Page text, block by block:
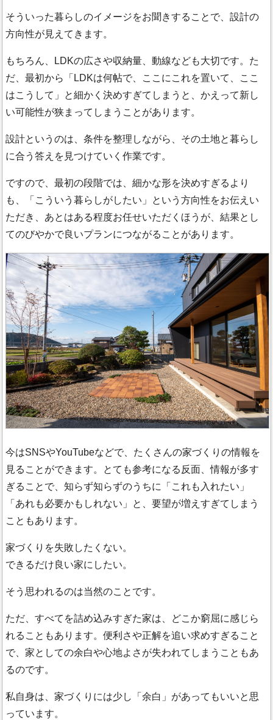
そういった暮らしのイメージをお聞きすることで、設計の
方向性が見えてきます。
もちろん、LDKの広さや収納量、動線なども大切です。た
だ、最初から「LDKは何帖で、ここにこれを置いて、ここ
はこうして」と細かく決めすぎてしまうと、かえって新し
い可能性が狭まってしまうことがあります。
設計というのは、条件を整理しながら、その土地と暮らし
に合う答えを見つけていく作業です。
ですので、最初の段階では、細かな形を決めすぎるより
も、「こういう暮らしがしたい」という方向性をお伝えい
ただき、あとはある程度お任せいただくほうが、結果とし
てのびやかで良いプランにつながることがあります。
今はSNSやYouTubeなどで、たくさんの家づくりの情報を
見ることができます。とても参考になる反面、情報が多す
ぎることで、知らず知らずのうちに「これも入れたい」
「あれも必要かもしれない」と、要望が増えすぎてしまう
こともあります。
家づくりを失敗したくない。
できるだけ良い家にしたい。
そう思われるのは当然のことです。
ただ、すべてを詰め込みすぎた家は、どこか窮屈に感じら
れることもあります。便利さや正解を追い求めすぎること
で、家としての余白や心地よさが失われてしまうこともあ
るのです。
私自身は、家づくりには少し「余白」があってもいいと思
っています。